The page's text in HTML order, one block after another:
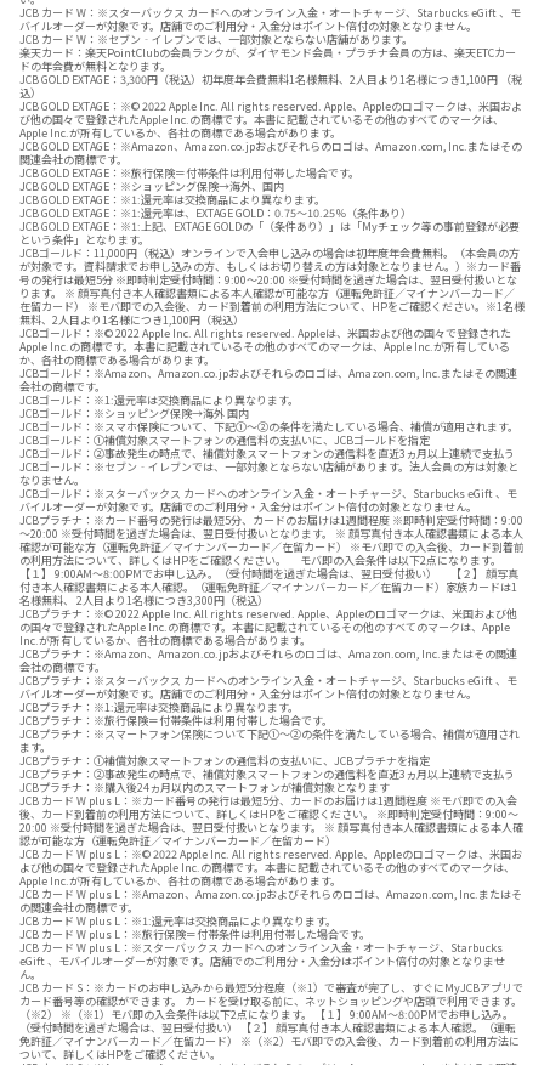
JCB カード W：※スターバックス カードへのオンライン入金・オートチャージ、Starbucks eGift 、モ
バイルオーダーが対象です。店舗でのご利用分・入金分はポイント倍付の対象となりません。
JCB カード W：※セブン‐イレブンでは、一部対象とならない店舗があります。
楽天カード：楽天PointClubの会員ランクが、ダイヤモンド会員・プラチナ会員の方は、楽天ETCカー
ドの年会費が無料となります。
JCB GOLD EXTAGE：3,300円（税込）初年度年会費無料1名様無料、2人目より1名様につき1,100円 （税
込）
JCB GOLD EXTAGE：※© 2022 Apple Inc. All rights reserved. Apple、Appleのロゴマークは、米国およ
び他の国々で登録されたApple Inc.の商標です。本書に記載されているその他のすべてのマークは、
Apple Inc.が所有しているか、各社の商標である場合があります。
JCB GOLD EXTAGE：※Amazon、Amazon.co.jpおよびそれらのロゴは、Amazon.com, Inc.またはその
関連会社の商標です。
JCB GOLD EXTAGE：※旅行保険＝付帯条件は利用付帯した場合です。
JCB GOLD EXTAGE：※ショッピング保険→海外、国内
JCB GOLD EXTAGE：※1:還元率は交換商品により異なります。
JCB GOLD EXTAGE：※1:還元率は、EXTAGE GOLD：0.75～10.25％（条件あり）
JCB GOLD EXTAGE：※1:上記、EXTAGE GOLDの「（条件あり）」は「Myチェック等の事前登録が必要
という条件」となります。
JCBゴールド：11,000円（税込）オンラインで入会申し込みの場合は初年度年会費無料。（本会員の方
が対象です。資料請求でお申し込みの方、もしくはお切り替えの方は対象となりません。）※カード番
号の発行は最短5分 ※即時判定受付時間：9:00～20:00 ※受付時間を過ぎた場合は、翌日受付扱いとな
ります。 ※ 顔写真付き本人確認書類による本人確認が可能な方（運転免許証／マイナンバーカード／
在留カード） ※モバ即での入会後、カード到着前の利用方法について、HPをご確認ください。※1名様
無料、2人目より1名様につき1,100円（税込）
JCBゴールド：※© 2022 Apple Inc. All rights reserved. Appleは、米国および他の国々で登録された
Apple Inc.の商標です。本書に記載されているその他のすべてのマークは、Apple Inc.が所有している
か、各社の商標である場合があります。
JCBゴールド：※Amazon、Amazon.co.jpおよびそれらのロゴは、Amazon.com, Inc.またはその関連
会社の商標です。
JCBゴールド：※1:還元率は交換商品により異なります。
JCBゴールド：※ショッピング保険→海外 国内
JCBゴールド：※スマホ保険について、下記①～②の条件を満たしている場合、補償が適用されます。
JCBゴールド：①補償対象スマートフォンの通信料の支払いに、JCBゴールドを指定
JCBゴールド：②事故発生の時点で、補償対象スマートフォンの通信料を直近3ヵ月以上連続で支払う
JCBゴールド：※セブン‐イレブンでは、一部対象とならない店舗があります。法人会員の方は対象と
なりません。
JCBゴールド：※スターバックス カードへのオンライン入金・オートチャージ、Starbucks eGift 、モ
バイルオーダーが対象です。店舗でのご利用分・入金分はポイント倍付の対象となりません。
JCBプラチナ：※カード番号の発行は最短5分、カードのお届けは1週間程度 ※即時判定受付時間：9:00
～20:00 ※受付時間を過ぎた場合は、翌日受付扱いとなります。 ※ 顔写真付き本人確認書類による本人
確認が可能な方（運転免許証／マイナンバーカード／在留カード） ※モバ即での入会後、カード到着前
の利用方法について、詳しくはHPをご確認ください。 モバ即の入会条件は以下2点になります。
【１】 9:00AM～8:00PMでお申し込み。（受付時間を過ぎた場合は、翌日受付扱い） 【２】 顔写真
付き本人確認書類による本人確認。（運転免許証／マイナンバーカード／在留カード）家族カードは1
名様無料、 2人目より1名様につき3,300円（税込）
JCBプラチナ：※© 2022 Apple Inc. All rights reserved. Apple、Appleのロゴマークは、米国および他
の国々で登録されたApple Inc.の商標です。本書に記載されているその他のすべてのマークは、Apple
Inc.が所有しているか、各社の商標である場合があります。
JCBプラチナ：※Amazon、Amazon.co.jpおよびそれらのロゴは、Amazon.com, Inc.またはその関連
会社の商標です。
JCBプラチナ：※スターバックス カードへのオンライン入金・オートチャージ、Starbucks eGift 、モ
バイルオーダーが対象です。店舗でのご利用分・入金分はポイント倍付の対象となりません。
JCBプラチナ：※1:還元率は交換商品により異なります。
JCBプラチナ：※旅行保険＝付帯条件は利用付帯した場合です。
JCBプラチナ：※スマートフォン保険について下記①～②の条件を満たしている場合、補償が適用され
ます。
JCBプラチナ：①補償対象スマートフォンの通信料の支払いに、JCBプラチナを指定
JCBプラチナ：②事故発生の時点で、補償対象スマートフォンの通信料を直近3ヵ月以上連続で支払う
JCBプラチナ：※購入後24ヵ月以内のスマートフォンが補償対象となります
JCB カード W plus L：※カード番号の発行は最短5分、カードのお届けは1週間程度 ※モバ即での入会
後、カード到着前の利用方法について、詳しくはHPをご確認ください。 ※即時判定受付時間：9:00～
20:00 ※受付時間を過ぎた場合は、翌日受付扱いとなります。 ※ 顔写真付き本人確認書類による本人確
認が可能な方（運転免許証／マイナンバーカード／在留カード）
JCB カード W plus L：※© 2022 Apple Inc. All rights reserved. Apple、Appleのロゴマークは、米国お
よび他の国々で登録されたApple Inc.の商標です。本書に記載されているその他のすべてのマークは、
Apple Inc.が所有しているか、各社の商標である場合があります。
JCB カード W plus L：※Amazon、Amazon.co.jpおよびそれらのロゴは、Amazon.com, Inc.またはそ
の関連会社の商標です。
JCB カード W plus L：※1:還元率は交換商品により異なります。
JCB カード W plus L：※旅行保険＝付帯条件は利用付帯した場合です。
JCB カード W plus L：※スターバックス カードへのオンライン入金・オートチャージ、Starbucks
eGift 、モバイルオーダーが対象です。店舗でのご利用分・入金分はポイント倍付の対象となりませ
ん。
JCB カード S：※カードのお申し込みから最短5分程度（※1）で審査が完了し、すぐにMyJCBアプリで
カード番号等の確認ができます。 カードを受け取る前に、ネットショッピングや店頭で利用できます。
（※2） ※（※1）モバ即の入会条件は以下2点になります。 【１】 9:00AM～8:00PMでお申し込み。
（受付時間を過ぎた場合は、翌日受付扱い） 【２】 顔写真付き本人確認書類による本人確認。（運転
免許証／マイナンバーカード／在留カード） ※（※2）モバ即での入会後、カード到着前の利用方法に
ついて、詳しくはHPをご確認ください。